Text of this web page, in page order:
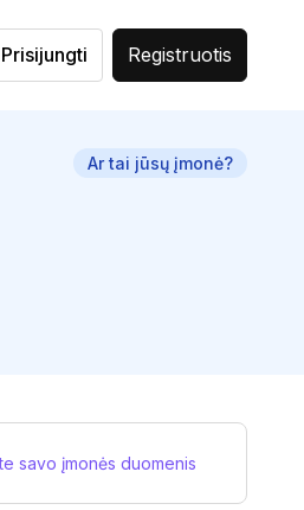
Prisijungti Registruotis
Ar tai jūsų įmonė?
savo įmonės duomenis